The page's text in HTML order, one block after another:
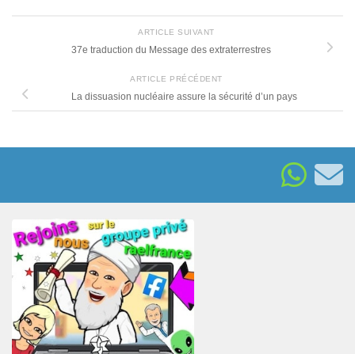
ARTICLE SUIVANT
37e traduction du Message des extraterrestres
ARTICLE PRÉCÉDENT
La dissuasion nucléaire assure la sécurité d’un pays